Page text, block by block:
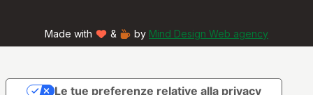
Made with & by Mind Design Web agency
Le tue preferenze relative alla privacy